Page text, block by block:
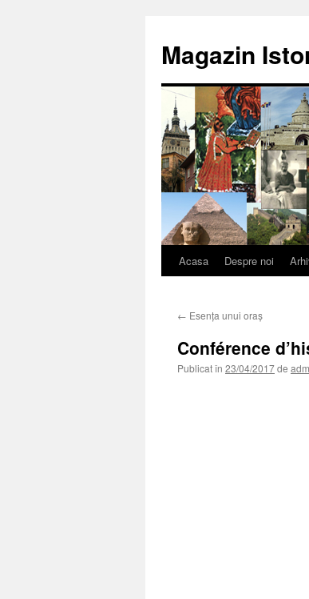
conținut
Magazin
Acasa Despre noi
← Esența unui oraș
Conférence
Publicat în 23/04/2017de